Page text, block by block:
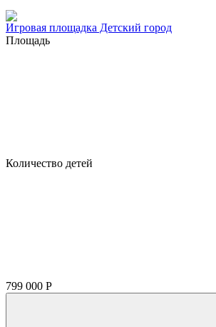
Игровая площадка Детский город
Площадь
Количество детей
799 000 Р